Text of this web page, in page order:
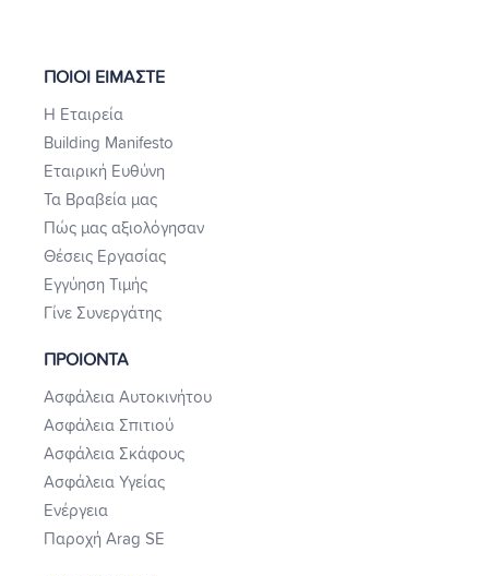
ΠΟΙΟΙ ΕΙΜΑΣΤΕ
Η Εταιρεία
Building Manifesto
Εταιρική Ευθύνη
Τα Βραβεία μας
Πώς μας αξιολόγησαν
Θέσεις Εργασίας
Εγγύηση Τιμής
Γίνε Συνεργάτης
ΠΡΟΙΟΝΤΑ
Ασφάλεια Αυτοκινήτου
Ασφάλεια Σπιτιού
Ασφάλεια Σκάφους
Ασφάλεια Υγείας
Ενέργεια
Παροχή Arag SE